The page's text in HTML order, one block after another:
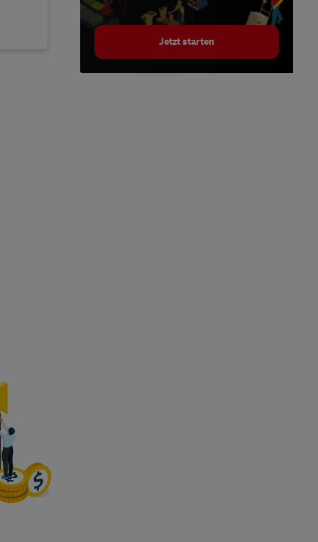
Jetzt starten